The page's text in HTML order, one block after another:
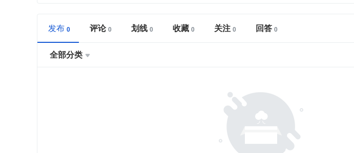
发布 评论 划线 收藏 关注 回答
全部分类 